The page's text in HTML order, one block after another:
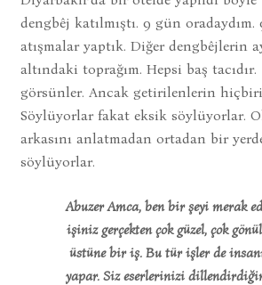
dengbêj katılmıştı. 9 gün
atışmalar yaptık. Diğer dengbêjlerin
altındaki toprağım. Hepsi baş
görsünler. Ancak getirilenlerin
Söylüyorlar fakat eksik söylüyorlar.
arkasını anlatmadan ortadan bir
söylüyorlar.
Abuzer Amca, ben bir şeyi merak
işiniz gerçekten çok güzel, çok
üstüne bir iş. Bu tür işler de
yapar. Siz eserlerinizi